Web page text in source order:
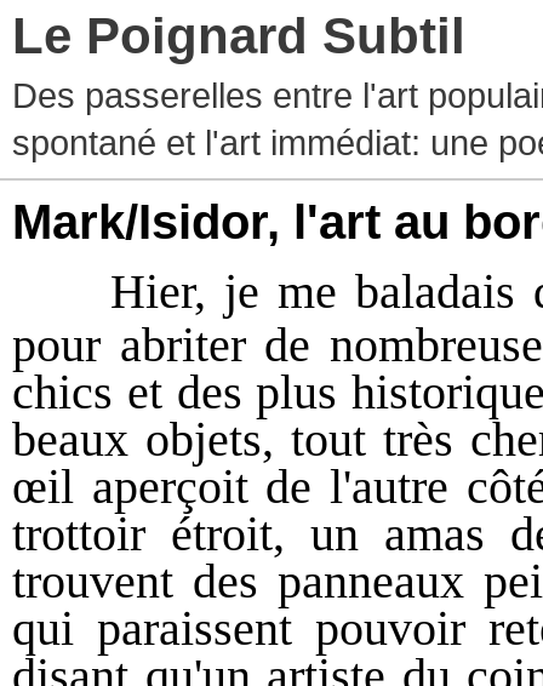
Le Poignard Subtil
Des passerelles entre l'art
spontané et l'art immédiat: une
Mark/Isidor, l'art au
Hier, je me baladais
pour abriter de
chics et des plus
beaux objets, tout très
œil aperçoit de l'autre
trottoir étroit, un amas
trouvent des panneaux
qui paraissent pouvoir